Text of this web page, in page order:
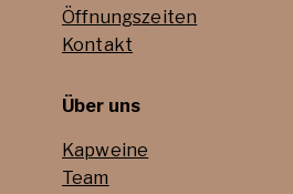
Öffnungszeiten
Kontakt
Über uns
Kapweine
Team